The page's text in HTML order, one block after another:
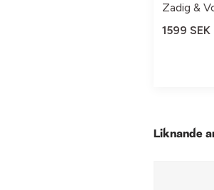
Zadig &
1599 SEK
Liknande